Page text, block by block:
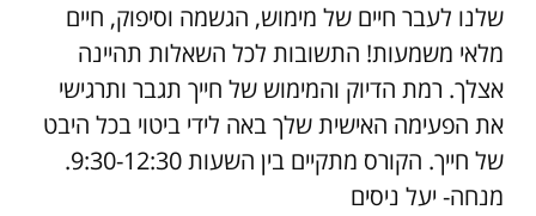
שלנו לעבר חיים של מימוש, הגשמה וסיפוק, חיים
מלאי משמעות! התשובות לכל השאלות תהיינה
אצלך. רמת הדיוק והמימוש של חייך תגבר ותרגישי
את הפעימה האישית שלך באה לידי ביטוי בכל היבט
של חייך. הקורס מתקיים בין השעות 9:30-12:30.
מנחה- יעל ניסים